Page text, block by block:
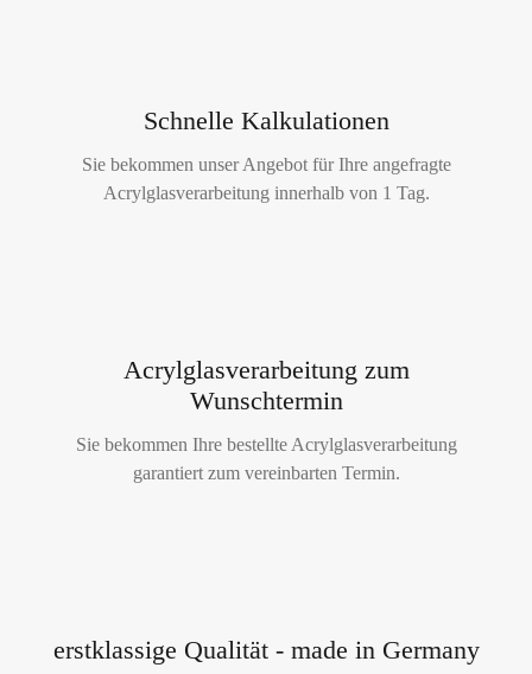
Schnelle Kalkulationen
Sie bekommen unser Angebot für Ihre angefragte
Acrylglasverarbeitung innerhalb von 1 Tag.
Acrylglasverarbeitung zum
Wunschtermin
Sie bekommen Ihre bestellte Acrylglasverarbeitung
garantiert zum vereinbarten Termin.
erstklassige Qualität - made in Germany